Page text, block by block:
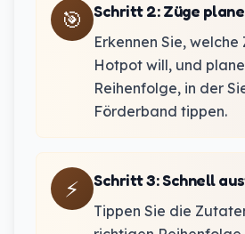
🎯 Schritt 2:Züge
Erkennen Sie,
Hotpot will, und
Reihenfolge, in der
Förderband tippen.
⚡ Schritt 3:Schnell
Tippen Sie die